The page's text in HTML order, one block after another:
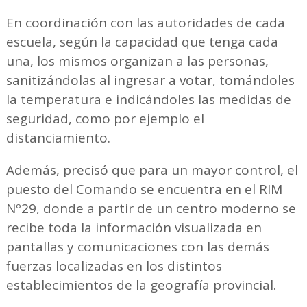
En coordinación con las autoridades de cada
escuela, según la capacidad que tenga cada
una, los mismos organizan a las personas,
sanitizándolas al ingresar a votar, tomándoles
la temperatura e indicándoles las medidas de
seguridad, como por ejemplo el
distanciamiento.
Además, precisó que para un mayor control, el
puesto del Comando se encuentra en el RIM
Nº29, donde a partir de un centro moderno se
recibe toda la información visualizada en
pantallas y comunicaciones con las demás
fuerzas localizadas en los distintos
establecimientos de la geografía provincial.